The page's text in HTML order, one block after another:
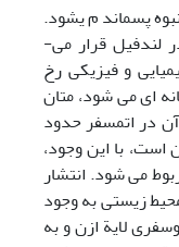
پسماند م ی­شود.
هنگامی که پسماندهای جامد شهری در لندفیل قرار می­
و فیزیکی رخ
­ای می­ شود، متان
در اتمسفر حدود
است، با این وجود،
مربوط می شود. انتشار
زیستی به ­وجود
لایة ازن و به